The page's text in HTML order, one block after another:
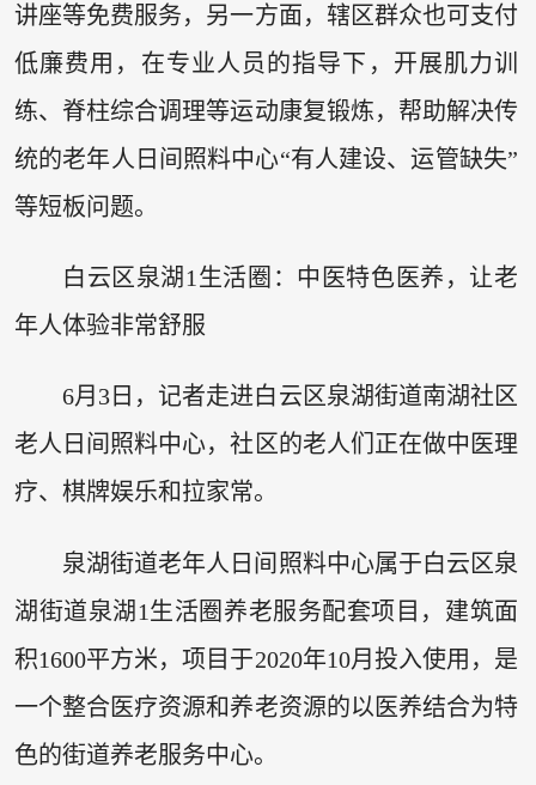
讲座等免费服务，另一方面，辖区群众也可支付
低廉费用，在专业人员的指导下，开展肌力训
练、脊柱综合调理等运动康复锻炼，帮助解决传
统的老年人日间照料中心“有人建设、运管缺失”
等短板问题。
白云区泉湖1生活圈：中医特色医养，让老
年人体验非常舒服
6月3日，记者走进白云区泉湖街道南湖社区
老人日间照料中心，社区的老人们正在做中医理
疗、棋牌娱乐和拉家常。
泉湖街道老年人日间照料中心属于白云区泉
湖街道泉湖1生活圈养老服务配套项目，建筑面
积1600平方米，项目于2020年10月投入使用，是
一个整合医疗资源和养老资源的以医养结合为特
色的街道养老服务中心。